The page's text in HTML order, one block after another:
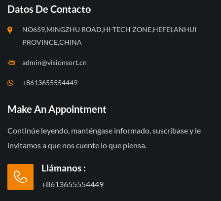
Datos De Contacto
NO659,MINGZHU ROAD,HI-TECH ZONE,HEFEI,ANHUI
PROVINCE,CHINA
admin@visionsort.cn
+8613655554449
Make An Appointment
Continúe leyendo, manténgase informado, suscríbase y le
invitamos a que nos cuente lo que piensa.
Llámanos :
+8613655554449